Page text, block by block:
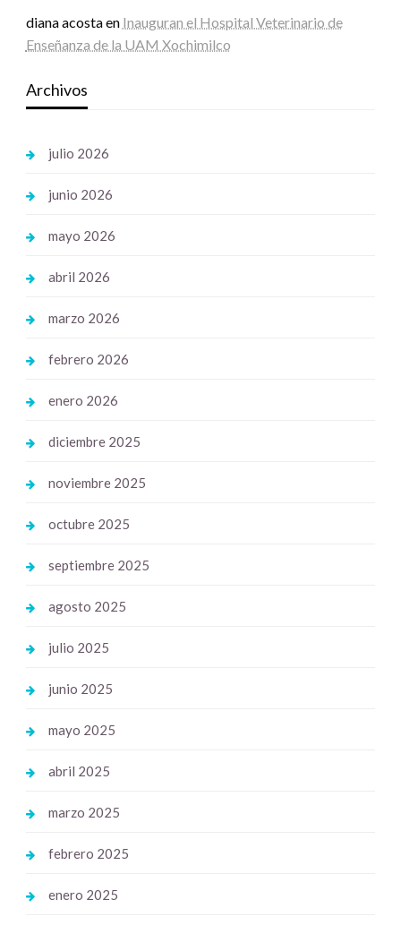
diana acostaen Inauguran el Hospital Veterinario de
Enseñanza de la UAM Xochimilco
Archivos
julio 2026
junio 2026
mayo 2026
abril 2026
marzo 2026
febrero 2026
enero 2026
diciembre 2025
noviembre 2025
octubre 2025
septiembre 2025
agosto 2025
julio 2025
junio 2025
mayo 2025
abril 2025
marzo 2025
febrero 2025
enero 2025